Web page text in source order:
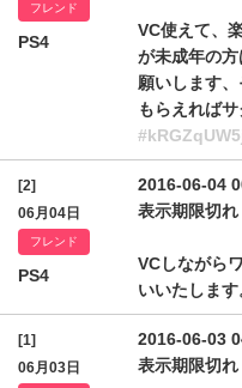
フレンド
PS4
VC使えて、
が未成年の
願いします
もらえれば
[2]
06月04日
フレンド
PS4
2016-06-04
表示期限切れ
VCしながら
いいたします
[1]
06月03日
2016-06-03
表示期限切れ